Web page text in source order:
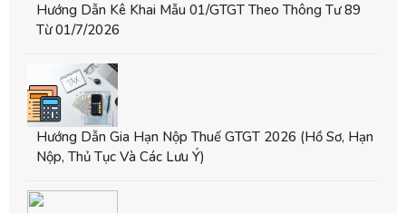
Hướng Dẫn Kê Khai Mẫu 01/GTGT Theo Thông Tư 89
Từ 01/7/2026
Hướng Dẫn Gia Hạn Nộp Thuế GTGT 2026 (hồ Sơ, Hạn
Nộp, Thủ Tục Và Các Lưu Ý)